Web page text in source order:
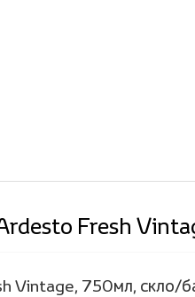
Fresh
Vintage, 750мл, скло/